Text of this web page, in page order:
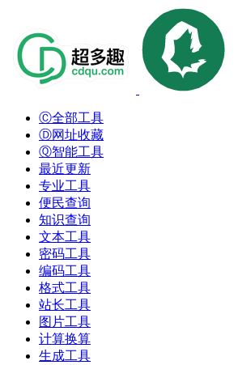
Ⓒ全部工具
Ⓓ网址收藏
Ⓠ智能工具
最近更新
专业工具
便民查询
知识查询
文本工具
密码工具
编码工具
格式工具
站长工具
图片工具
计算换算
生成工具